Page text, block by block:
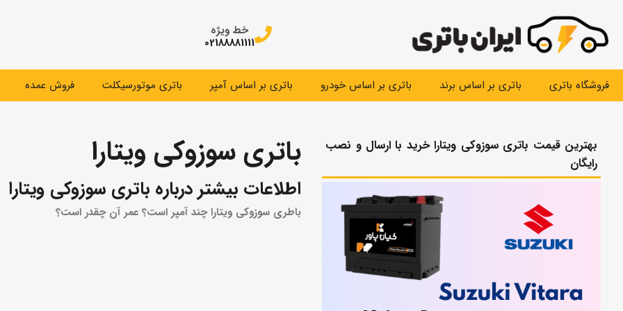
محتوا
خط ویژه
02188881111
فروشگاه باتری باتری بر اساس برند باتری بر اساس خودرو باتری بر اساس آمپر باتری موتورسیکلت فروش عمده
بهترین قیمت باتری سوزوکی ویتارا خرید با ارسال و نصب
رایگان
باتری سوزوکی ویتارا
اطلاعات بیشتر درباره باتری سوزوکی ویتارا
باطری سوزوکی ویتارا چند آمپر است؟ عمر آن چقدر است؟